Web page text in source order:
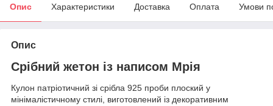
Опис Характеристики Доставка Оплата Умови
Опис
Срібний жетон із написом Мрія
Кулон патріотичний зі срібла 925 проби плоский у
мінімалістичному стилі, виготовлений із декоративним